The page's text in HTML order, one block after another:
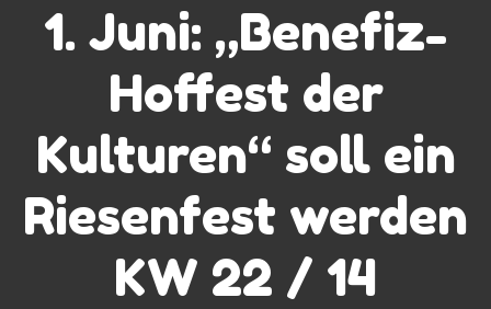
1. Juni: „Benefiz-
Hoffest der
Kulturen“ soll ein
Riesenfest werden
KW 22 / 14